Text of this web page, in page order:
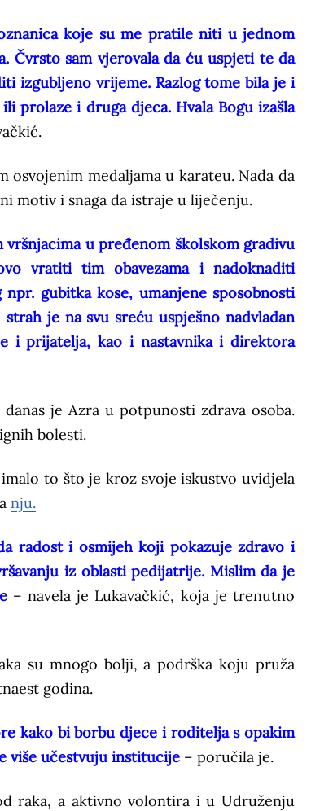
koje su me pratile niti u jednom
Čvrsto sam vjerovala da ću uspjeti te da
izgubljeno vrijeme. Razlog tome bila je i
prolaze i druga djeca. Hvala Bogu izašla
medaljama u karateu. Nada da
motiv i snaga da istraje u liječenju.
u pređenom školskom gradivu
vratiti tim obavezama i nadoknaditi
gubitka kose, umanjene sposobnosti
je na svu sreću uspješno nadvladan
i prijatelja, kao i nastavnika i direktora
je Azra u potpunosti zdrava osoba.
bolesti.
to što je kroz svoje iskustvo uvidjela
nju.
radost i osmijeh koji pokazuje zdravo i
iz oblasti pedijatrije. Mislim da je
– navela je Lukavačkić, koja je trenutno
su mnogo bolji, a podrška koju pruža
godina.
kako bi borbu djece i roditelja s opakim
više učestvuju institucije – poručila je.
raka, a aktivno volontira i u Udruženju